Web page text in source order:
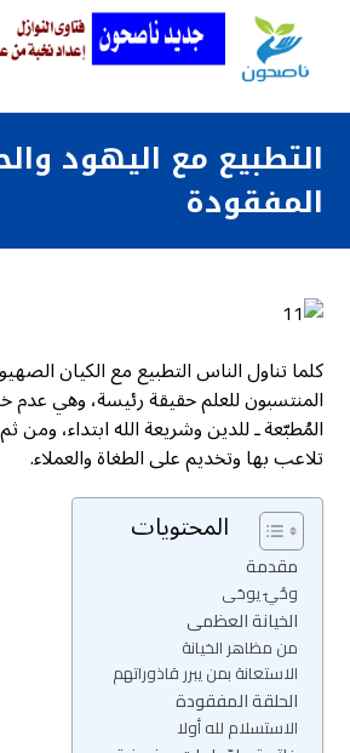
التطبيع مع اليهود
المفقودة
كلما تناول الناس التطبيع مع الكيان
المنتسبون للعلم حقيقة رئيسة، وهي
المُطبّعة ـ للدين وشريعة الله ابتداء، ومن
تلاعب بها وتخديم على الطغاة والعملاء.
المحتويات
مقدمة
وحْيٌ يوحَى
الخيانة العظمى
من مظاهر الخيانة
الاستعانة بمن يبرر قاذوراتهم
الحلقة المفقودة
الاستسلام لله أولا